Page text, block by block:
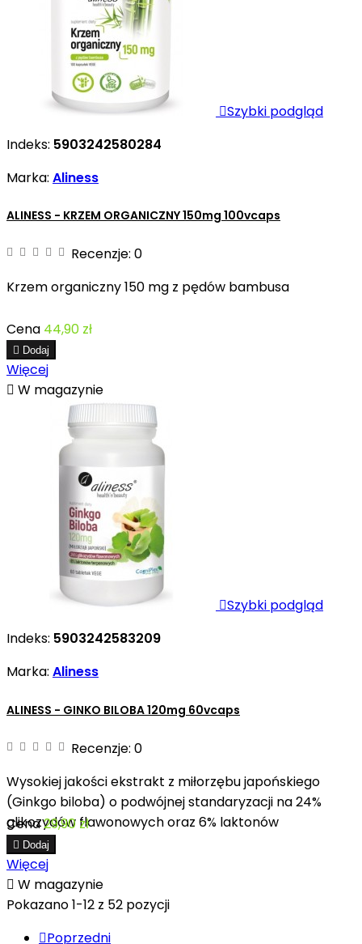
Szybki podgląd
Indeks: 5903242580284
Marka: Aliness
ALINESS - KRZEM ORGANICZNY 150mg 100vcaps
Recenzje: 0
Krzem organiczny 150 mg z pędów bambusa
Cena 44,90 zł
 Dodaj
Więcej
 W magazynie
Szybki podgląd
Indeks: 5903242583209
Marka: Aliness
ALINESS - GINKO BILOBA 120mg 60vcaps
Recenzje: 0
Wysokiej jakości ekstrakt z miłorzębu japońskiego
(Ginkgo biloba) o podwójnej standaryzacji na 24%
glikozydów flawonowych oraz 6% laktonów
Cena29,90 zł
 Dodaj
Więcej
 W magazynie
Pokazano 1-12 z 52 pozycji
Poprzedni